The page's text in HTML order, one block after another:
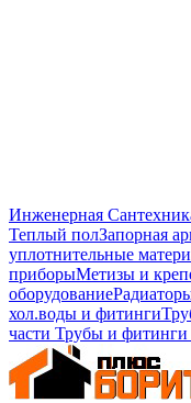
Инженерная
Теплый полЗапорная
уплотнительные
приборыМетизы и
оборудование
хол.воды и фитинги
части Трубы и фитинги